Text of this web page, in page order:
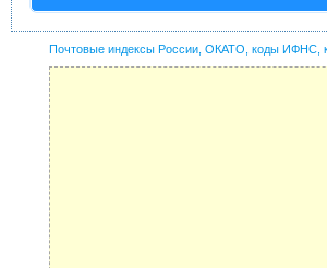
Почтовые индексы России, ОКАТО, коды ИФНС,